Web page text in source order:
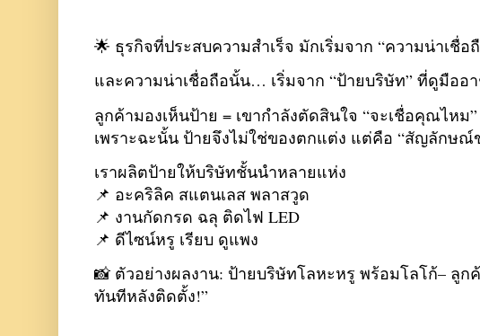
🌟 ธุรกิจที่ประสบความสำเร็จ มักเริ่มจาก “ความน่าเชื่อ
และความน่าเชื่อถือนั้น… เริ่มจาก “ป้ายบริษัท” ที่ดูมืออ
ลูกค้ามองเห็นป้าย = เขากำลังตัดสินใจ “จะเชื่อคุณไหม”
เพราะฉะนั้น ป้ายจึงไม่ใช่ของตกแต่ง แต่คือ “สัญลักษณ์
เราผลิตป้ายให้บริษัทชั้นนำหลายแห่ง
📌 อะคริลิค สแตนเลส พลาสวูด
📌 งานกัดกรด ฉลุ ติดไฟ LED
📌 ดีไซน์หรู เรียบ ดูแพง
📸 ตัวอย่างผลงาน: ป้ายบริษัทโลหะหรู พร้อมโลโก้– ลู
ทันทีหลังติดตั้ง!”